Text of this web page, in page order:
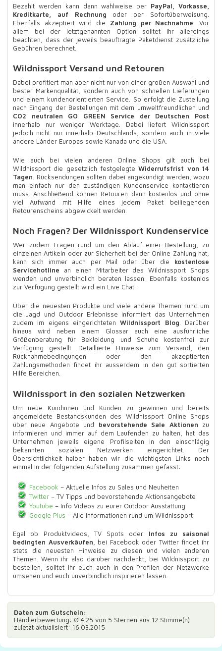
Bezahlt werden kann dann wahlweise per PayPal, Vorkasse,
Kreditkarte, auf Rechnung oder per Sofortüberweisung.
Ebenfalls akzeptiert wird die Zahlung per Nachnahme . Vor
allem bei der letztgenannten Option solltet ihr allerdings
beachten, dass der jeweils beauftragte Paketdienst zusätzliche
Gebühren berechnet.
Wildnissport Versand und Retouren
Dabei profitiert man aber nicht nur von einer großen Auswahl und
bester Markenqualität, sondern auch von schnellen Lieferungen
und einem kundenorientierten Service. So erfolgt die Zustellung
nach Eingang der Bestellungen mit dem umweltfreundlichen und
CO2 neutralen GO GREEN Service der Deutschen Post
innerhalb nur weniger Werktage. Dabei liefert Wildnissport
jedoch nicht nur innerhalb Deutschlands, sondern auch in viele
andere Länder Europas sowie Kanada und die USA.
Wie auch bei vielen anderen Online Shops gilt auch bei
Wildnissport die gesetzlich festgelegteWiderrufsfrist von 14
Tagen . Rücksendungen sollten dabei angekündigt werden, wozu
man einfach nur den zuständigen Kundenservice kontaktieren
muss. Anschließend können Retouren dann kostenlos und ohne
viel Aufwand mit Hilfe eines jedem Paket beiliegenden
Retourenscheins abgewickelt werden.
Noch Fragen? Der Wildnissport Kundenservice
Wer zudem Fragen rund um den Ablauf einer Bestellung, zu
einzelnen Artikeln oder zur Sicherheit bei der Online Zahlung hat,
kann sich immer auch per Mail oder über die kostenlose
Servicehotline an einen Mitarbeiter des Wildnissport Shops
wenden und unverbindlich beraten lassen. Ebenfalls kostenlos
zur Verfügung gestellt wird ein Live Chat.
Über die neuesten Produkte und viele andere Themen rund um
die Jagd und Outdoor Erlebnisse informiert das Unternehmen
zudem im eigens eingerichteten Wildnissport Blog. Darüber
hinaus wird neben einem Glossar auch eine ausführliche
Größenberatung für Bekleidung und Schuhe kostenfrei zur
Verfügung gestellt. Detaillierte Hinweise zum Versand, den
Rücknahmebedingungen oder den akzeptierten
Zahlungsmethoden findet ihr ausserdem in den gut sortierten
Hilfe Bereichen.
Wildnissport in den sozialen Netzwerken
Um neue Kundinnen und Kunden zu gewinnen und bereits
angemeldete Bestandskunden des Wildnissport Online Shops
über neue Angebote und bevorstehende Sale Aktionen zu
informieren und immer auf dem Laufenden zu halten, hat das
Unternehmen jeweils eigene Profilseiten in den einschlägig
bekannten sozialen Netzwerken eingerichtet. Der
Übersichtlichkeit halber haben wir die wichtigsten Links noch
einmal in der folgenden Aufstellung zusammen gefasst:
Facebook – Aktuelle Infos zu Sales und Neuheiten
Twitter– TV Tipps und bevorstehende Aktionsangebote
Youtube – Info Videos zu eurer Outdoor Ausstattung
Google Plus – Alle Informationen rund um Wildnissport
Egal ob Produktvideos, TV Spots oder Infos zu saisonal
bedingten Ausverkäufen , bei Facebook oder Twitter findet ihr
stets die neuesten Hinweise zu diesen und vielen anderen
Themen. Wenn ihr also darüber nachdenkt, bei Wildnissport zu
bestellen, solltet ihr euch auch in den Profilen der Netzwerke
umsehen und euch unverbindlich inspirieren lassen.
Daten zum Gutschein:
Händlerbewertung: Ø 4.25 von 5 Sternen aus 12 Stimme(n)
zuletzt aktualisiert: 16.03.2015